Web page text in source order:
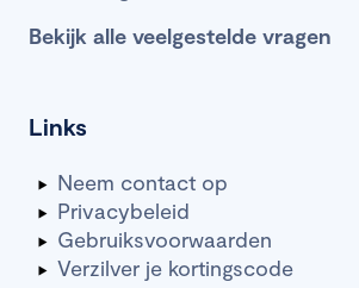
Links
Neem contact op
Privacybeleid
Gebruiksvoorwaarden
Verzilver je kortingscode
Bekijk alle veelgestelde vragen